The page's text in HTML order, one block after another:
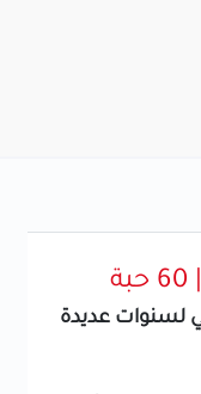
لسنوات عديدة